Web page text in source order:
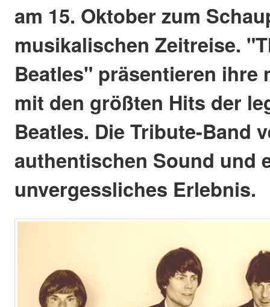
am 15. Oktober zum
musikalischen Zeitreise.
Beatles" präsentieren ihre
mit den größten Hits der
Beatles. Die Tribute-Band
authentischen Sound und
unvergessliches Erlebnis.